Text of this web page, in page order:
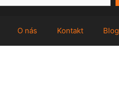
O nás Kontakt Blog